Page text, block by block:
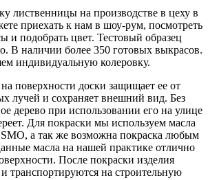
лиственницы на производстве в цеху в
приехать к нам в шоу-рум, посмотреть
и подобрать цвет. Тестовый образец
В наличии более 350 готовых выкрасов.
индивидуальную колеровку.
поверхности доски защищает ее от
лучей и сохраняет внешний вид. Без
дерево при использовании его на улице
Для покраски мы используем масла
а так же возможна покраска любым
масла на нашей практике отлично
После покраски изделия
транспортируются на строительную